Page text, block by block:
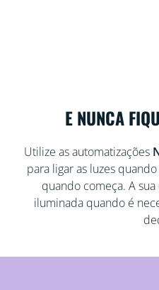
E NUNCA
Utilize as automatizações
para ligar as luzes
quando começa. A
iluminada quando é